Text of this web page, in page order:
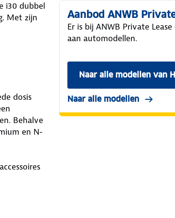
i30 dubbel
Met zijn
dosis
Behalve
en N-
Aanbod ANWB
Er is bij ANWB Private
aan automodellen.
Naar alle modellen van
Naar alle modellen